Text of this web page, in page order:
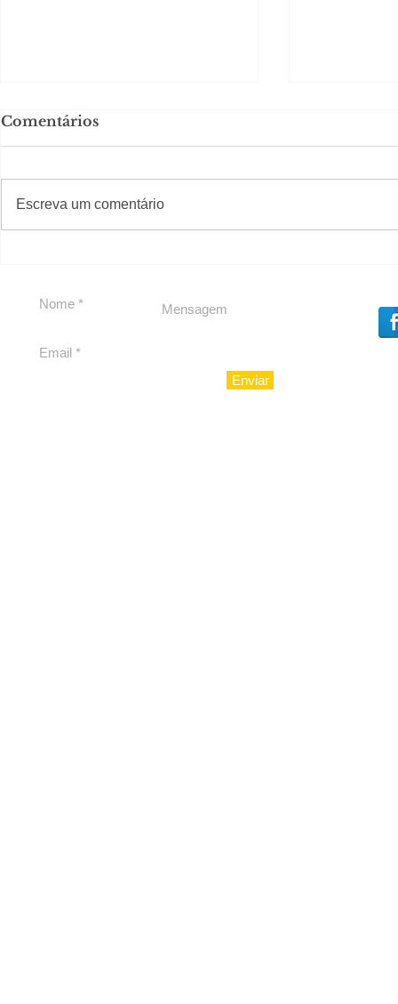
Comentários
Escreva um comentário
#Sugestões
Enviar